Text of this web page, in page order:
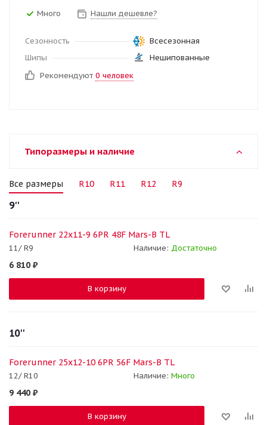
Много Нашли дешевле?
Сезонность
Всесезонная
Шипы
Нешипованные
Рекомендуют 0 человек
Типоразмеры и наличие
Все размеры R10 R11 R12 R9
9''
Forerunner 22x11-9 6PR 48F Mars-B TL
11/ R9 Наличие: Достаточно
6 810 ₽
В корзину
10''
Forerunner 25x12-10 6PR 56F Mars-B TL
12/ R10 Наличие: Много
9 440 ₽
В корзину